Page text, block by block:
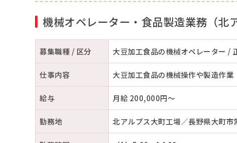
機械オペレーター・食品製造業務（北
募集職種 / 区分 大豆加工食品の機械オペレーター /
仕事内容 大豆加工食品の機械操作や製造作業
給与 月給 200,000円～
勤務地 北アルプス大町工場／長野県大町